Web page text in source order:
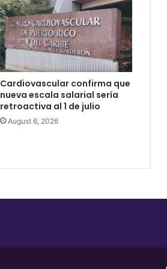
Cardiovascular confirma que
nueva escala salarial sería
retroactiva al 1 de julio
August 6, 2026